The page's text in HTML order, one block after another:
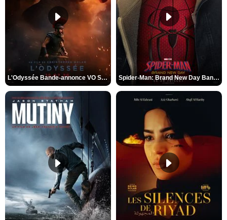
L'Odyssée Bande-annonce VO STFR Spider-Man: Brand New Day Bande-annonce VO STFR